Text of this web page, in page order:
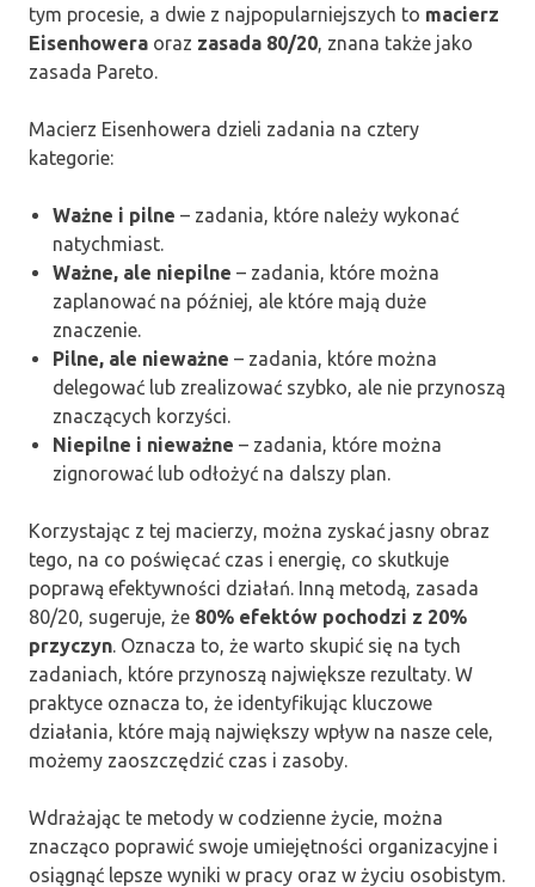
tym procesie, a dwie z najpopularniejszych to macierz
Eisenhowera oraz zasada 80/20 , znana także jako
zasada Pareto.
Macierz Eisenhowera dzieli zadania na cztery
kategorie:
Ważne i pilne – zadania, które należy wykonać
natychmiast.
Ważne, ale niepilne – zadania, które można
zaplanować na później, ale które mają duże
znaczenie.
Pilne, ale nieważne – zadania, które można
delegować lub zrealizować szybko, ale nie przynoszą
znaczących korzyści.
Niepilne i nieważne – zadania, które można
zignorować lub odłożyć na dalszy plan.
Korzystając z tej macierzy, można zyskać jasny obraz
tego, na co poświęcać czas i energię, co skutkuje
poprawą efektywności działań. Inną metodą, zasada
80/20, sugeruje, że 80% efektów pochodzi z 20%
przyczyn . Oznacza to, że warto skupić się na tych
zadaniach, które przynoszą największe rezultaty. W
praktyce oznacza to, że identyfikując kluczowe
działania, które mają największy wpływ na nasze cele,
możemy zaoszczędzić czas i zasoby.
Wdrażając te metody w codzienne życie, można
znacząco poprawić swoje umiejętności organizacyjne i
osiągnąć lepsze wyniki w pracy oraz w życiu osobistym.